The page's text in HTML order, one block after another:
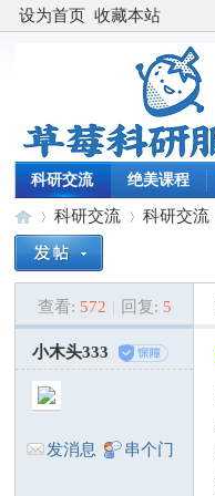
设为首页 收藏本站
科研交流 绝美课程
»
科研交流
›
科研交流
查看: 572 | 回复: 5
小木头333
发消息 串个门